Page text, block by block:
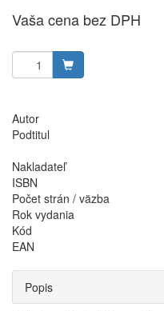
Vaša cena bez DPH
Autor
Podtitul
Nakladateľ
ISBN
Počet strán / väzba
Rok vydania
Kód
EAN
Popis